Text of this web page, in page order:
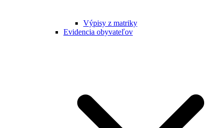
Výpisy z matriky
Evidencia obyvateľov